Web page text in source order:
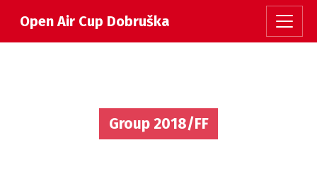
Open Air Cup Dobruška
Group 2018/FF